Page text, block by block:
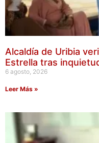
Alcaldía de Uribia
Estrella tras
6 agosto, 2026
Leer Más »